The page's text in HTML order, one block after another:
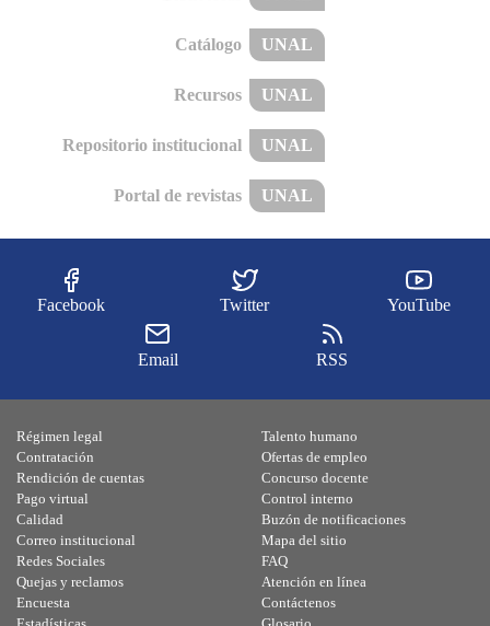
Catálogo UNAL
Recursos UNAL
Repositorio institucional UNAL
Portal de revistas UNAL
Facebook Twitter YouTube
Email RSS
Régimen legal
Contratación
Rendición de cuentas
Pago virtual
Calidad
Talento humano
Ofertas de empleo
Concurso docente
Control interno
Buzón de notificaciones
Correo institucional
Redes Sociales
Quejas y reclamos
Encuesta
Mapa del sitio
FAQ
Atención en línea
Contáctenos